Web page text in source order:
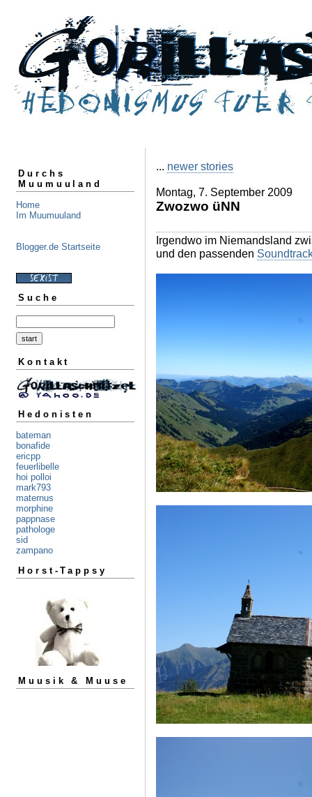
Durchs
Muumuuland
Home
Im Muumuuland
Blogger.de Startseite
Suche
Kontakt
Hedonisten
bateman
bonafide
ericpp
feuerlibelle
hoi polloi
mark793
maternus
morphine
pappnase
pathologe
sid
zampano
Horst-Tappsy
Muusik & Muuse
... newer stories
Montag, 7. September 2009
Zwozwo üNN
Irgendwo im Niemandsland
und den passenden